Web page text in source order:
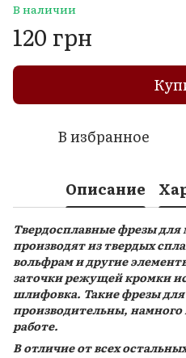
В наличии
120 грн
В избранное
Описание
Твердосплавные фрезы
производят из твердых
вольфрам и другие
заточки режущей кромки
шлифовка. Такие фрезы
производительны,
работе.
В отличие от всех